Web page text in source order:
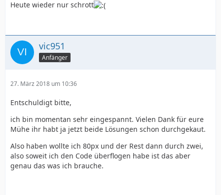
Heute wieder nur schrott
vic951
Anfänger
27. März 2018 um 10:36
Entschuldigt bitte,
ich bin momentan sehr eingespannt. Vielen Dank für eure
Mühe ihr habt ja jetzt beide Lösungen schon durchgekaut.
Also haben wollte ich 80px und der Rest dann durch zwei,
also soweit ich den Code überflogen habe ist das aber
genau das was ich brauche.